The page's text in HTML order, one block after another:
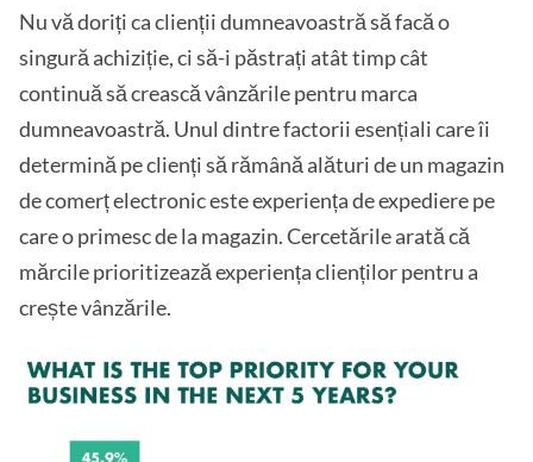
Nu vă doriți ca clienții dumneavoastră să facă o
singură achiziție, ci să-i păstrați atât timp cât
continuă să crească vânzările pentru marca
dumneavoastră. Unul dintre factorii esențiali care îi
determină pe clienți să rămână alături de un magazin
de comerț electronic este experiența de expediere pe
care o primesc de la magazin. Cercetările arată că
mărcile prioritizează experiența clienților pentru a
crește vânzările.